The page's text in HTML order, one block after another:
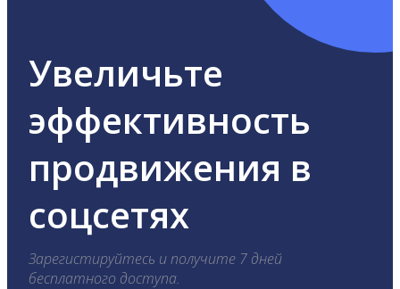
Увеличьте
эффективность
продвижения в
соцсетях
Зарегистируйтесь и получите 7 дней
бесплатного доступа.